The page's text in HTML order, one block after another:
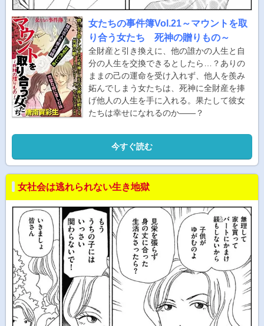
女たちの事件簿Vol.21～マウントを取
り合う女たち 死神の贈りもの～
全財産と引き換えに、他の誰かの人生と自
分の人生を交換できるとしたら…？ありの
ままの己の運命を受け入れず、他人を羨み
妬んでしまう女たちは、死神に全財産を捧
げ他人の人生を手に入れる。果たして彼女
たちは幸せになれるのか――？
今すぐ読む
女社会は逃れられない生き地獄